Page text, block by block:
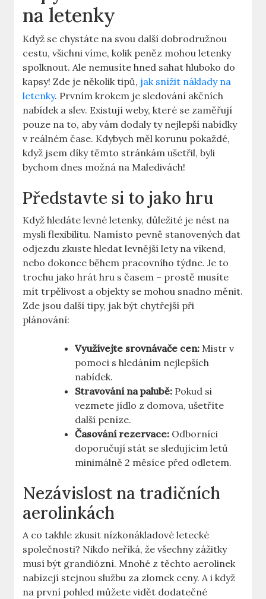
na letenky
Když se chystáte na svou další dobrodružnou
cestu, všichni víme, kolik peněz mohou letenky
spolknout. Ale nemusíte hned sahat hluboko do
kapsy! Zde je několik tipů, jak snížit náklady na
letenky. Prvním krokem je sledování akčních
nabídek a slev. Existují weby, které se zaměřují
pouze na to, aby vám dodaly ty nejlepší nabídky
v reálném čase. Kdybych měl korunu pokaždé,
když jsem díky těmto stránkám ušetřil, byli
bychom dnes možná na Maledivách!
Představte si to jako hru
Když hledáte levné letenky, důležité je nést na
mysli flexibilitu. Namísto pevně stanovených dat
odjezdu zkuste hledat levnější lety na víkend,
nebo dokonce během pracovního týdne. Je to
trochu jako hrát hru s časem – prostě musíte
mít trpělivost a objekty se mohou snadno měnit.
Zde jsou další tipy, jak být chytřejší při
plánování:
Využívejte srovnávače cen: Mistr v
pomoci s hledáním nejlepších
nabídek.
Stravování na palubě: Pokud si
vezmete jídlo z domova, ušetříte
další peníze.
Časování rezervace: Odborníci
doporučují stát se sledujícím letů
minimálně 2 měsíce před odletem.
Nezávislost na tradičních
aerolinkách
A co takhle zkusit nízkonákladové letecké
společnosti? Nikdo neříká, že všechny zážitky
musí být grandiózní. Mnohé z těchto aerolinek
nabízejí stejnou službu za zlomek ceny. A i když
na první pohled můžete vidět dodatečné